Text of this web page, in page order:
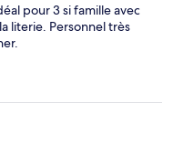
pour 3 si famille avec
literie. Personnel très